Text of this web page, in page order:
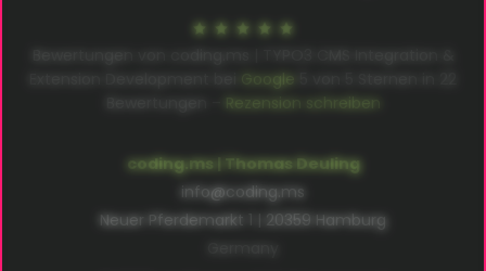
coding.ms | Thomas Deuling
info@coding.ms
Neuer Pferdemarkt 1 | 20359 Hamburg
Bewertungen von coding.ms | TYPO3 CMS Integration &
Google
Bewertungen – Rezension schreiben